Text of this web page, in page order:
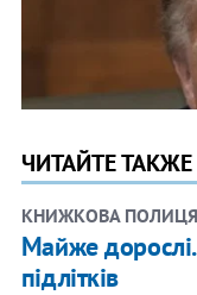
ЧИТАЙТЕ ТАКЖЕ
КНИЖКОВА ПОЛИЦЯ
Майже
підлітків